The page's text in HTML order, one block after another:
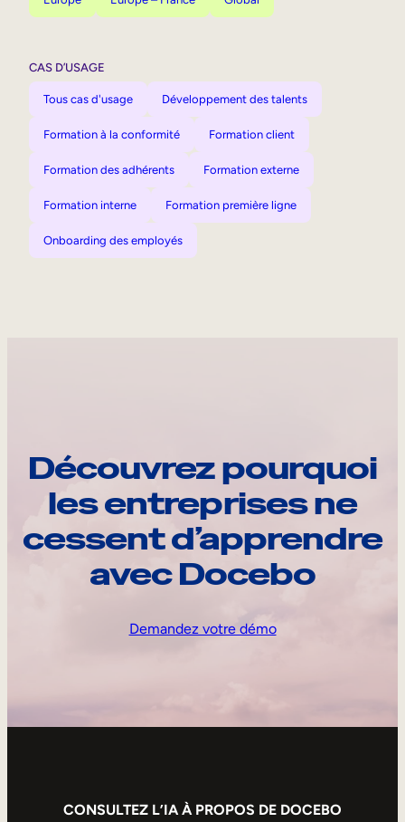
CAS D’USAGE
Tous cas d'usage Développement des talents
Formation à la conformité Formation client
Formation des adhérents Formation externe
Formation interne Formation première ligne
Onboarding des employés
Découvrez pourquoi
les entreprises ne
cessent d’apprendre
avec Docebo
Demandez votre démo
CONSULTEZ L’IA À PROPOS DE DOCEBO